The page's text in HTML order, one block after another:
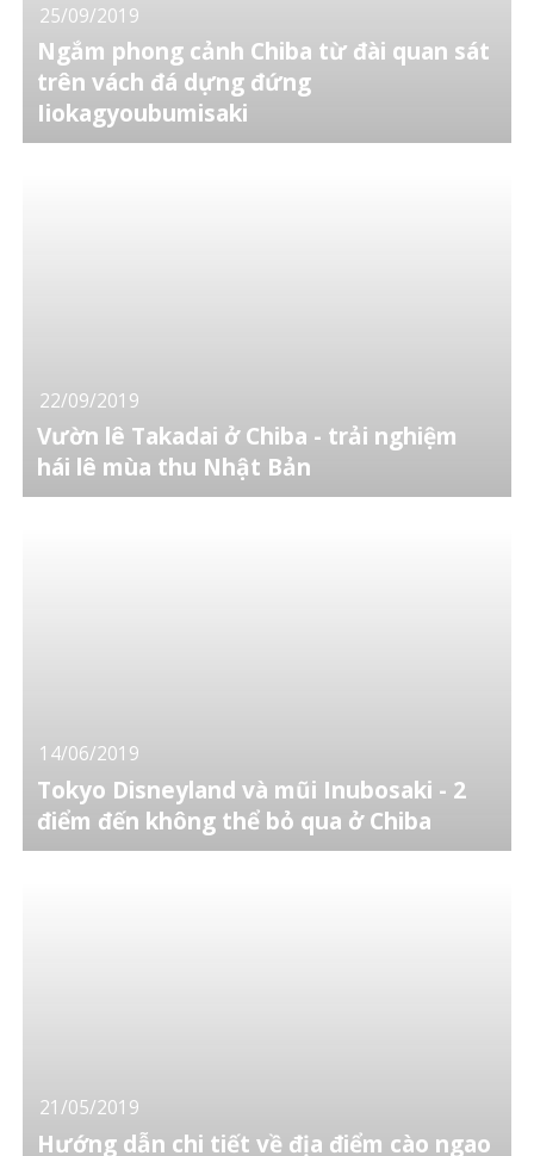
25/09/2019
Ngắm phong cảnh Chiba từ đài quan sát
trên vách đá dựng đứng
Iiokagyoubumisaki
22/09/2019
Vườn lê Takadai ở Chiba - trải nghiệm
hái lê mùa thu Nhật Bản
14/06/2019
Tokyo Disneyland và mũi Inubosaki - 2
điểm đến không thể bỏ qua ở Chiba
21/05/2019
Hướng dẫn chi tiết về địa điểm cào ngao